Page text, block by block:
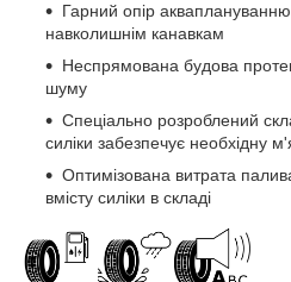
Гарний опір
навколишнім канавкам
Неспрямована будова
шуму
Спеціально розроблений
силіки забезпечує необхідну
Оптимізована витрата
вмісту силіки в складі